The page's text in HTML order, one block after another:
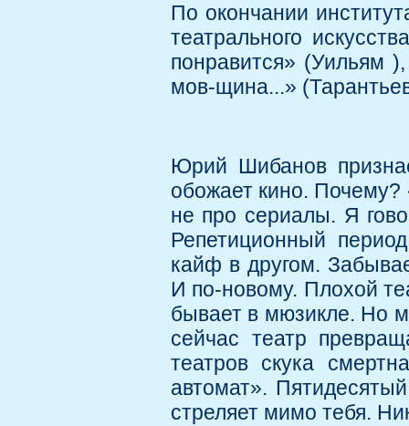
По окончании
театрального
понравится» (Уильям
мов-щина...»
Юрий Шибанов
обожает кино.
не про сериалы. Я
Репетиционный
кайф в другом.
И по-новому. Плохой
бывает в мюзикле. Но
сейчас театр
театров скука
автомат».
стреляет мимо тебя.